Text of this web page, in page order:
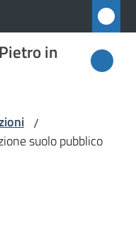
in
/
suolo pubblico